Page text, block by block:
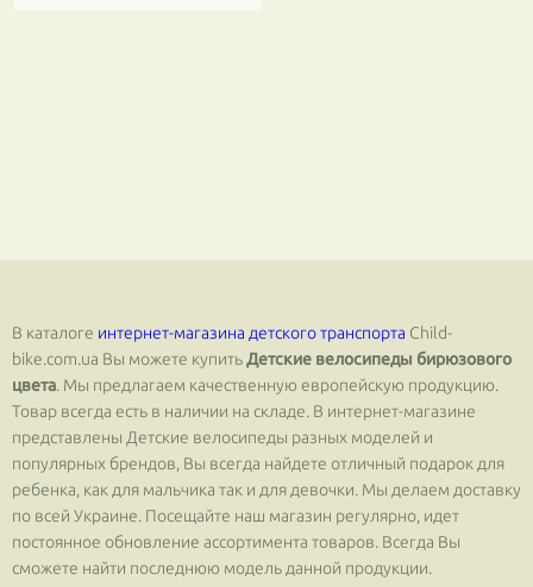
В каталоге интернет-магазина детского транспорта Сhild-
bike.com.ua Вы можете купитьДетские велосипеды бирюзового
цвета. Мы предлагаем качественную европейскую продукцию.
Товар всегда есть в наличии на складе. В интернет-магазине
представлены Детские велосипеды разных моделей и
популярных брендов, Вы всегда найдете отличный подарок для
ребенка, как для мальчика так и для девочки. Мы делаем доставку
по всей Украине. Посещайте наш магазин регулярно, идет
постоянное обновление ассортимента товаров. Всегда Вы
сможете найти последнюю модель данной продукции.